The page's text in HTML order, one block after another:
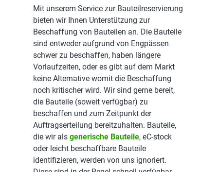
Mit unserem Service zur Bauteilreservierung
bieten wir Ihnen Unterstützung zur
Beschaffung von Bauteilen an. Die Bauteile
sind entweder aufgrund von Engpässen
schwer zu beschaffen, haben längere
Vorlaufzeiten, oder es gibt auf dem Markt
keine Alternative womit die Beschaffung
noch kritischer wird. Wir sind gerne bereit,
die Bauteile (soweit verfügbar) zu
beschaffen und zum Zeitpunkt der
Auftragserteilung bereitzuhalten. Bauteile,
die wir als generische Bauteile, eC-stock
oder leicht beschaffbare Bauteile
identifizieren, werden von uns ignoriert.